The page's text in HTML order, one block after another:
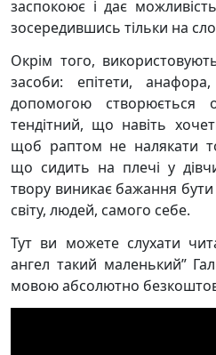
заспокоює і дає
зосередившись тільки на
Окрім того,
засоби: епітети,
допомогою створюється
тендітний, що навіть
щоб раптом не налякати
що сидить на плечі у
твору виникає бажання
світу, людей, самого себе.
Тут ви можете слухати
ангел такий маленький”
мовою абсолютно